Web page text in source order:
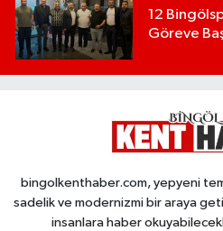
12
Göreve
bingolkenthaber.com, yepyeni
sadelik ve modernizmi bir araya
insanlara haber